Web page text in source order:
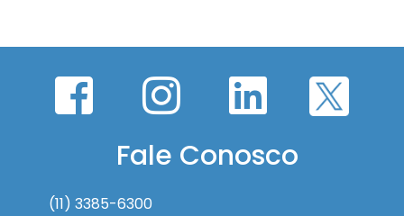
Fale Conosco
(11) 3385-6300